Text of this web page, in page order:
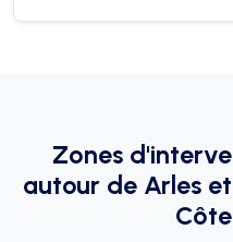
Zones
autour de Arles